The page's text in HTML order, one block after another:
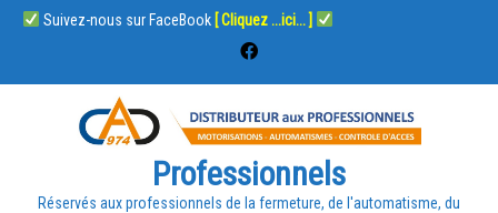
Suivez-nous sur FaceBook [ Cliquez ...ici... ]
Professionnels
Réservés aux professionnels de la fermeture, de l'automatisme, du